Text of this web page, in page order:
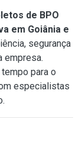
de BPO
em Goiânia e
segurança
empresa.
para o
especialistas